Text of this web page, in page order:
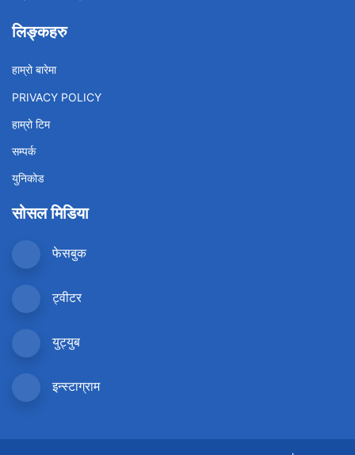
लिङ्कहरु
हाम्रो बारेमा
PRIVACY POLICY
हाम्रो टिम
सम्पर्क
युनिकोड
सोसल मिडिया
फेसबुक
ट्वीटर
युट्युब
इन्स्टाग्राम